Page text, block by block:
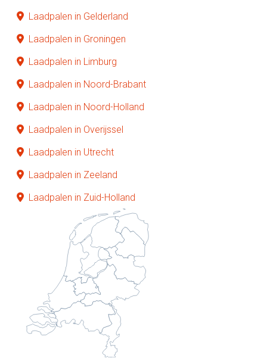
Laadpalen in Gelderland
Laadpalen in Groningen
Laadpalen in Limburg
Laadpalen in Noord-Brabant
Laadpalen in Noord-Holland
Laadpalen in Overijssel
Laadpalen in Utrecht
Laadpalen in Zeeland
Laadpalen in Zuid-Holland